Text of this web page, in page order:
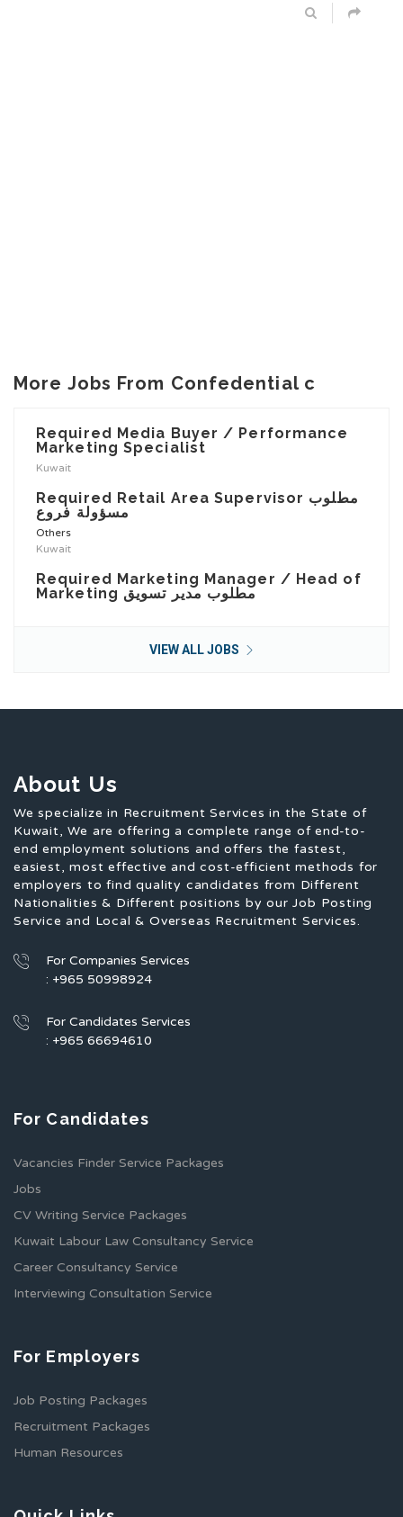
More Jobs From Confedential c
Required Media Buyer / Performance
Marketing Specialist
Kuwait
Required Retail Area Supervisor مطلوب
مسؤولة فروع
Others
Kuwait
Required Marketing Manager / Head of
Marketing مطلوب مدير تسويق
VIEW ALL JOBS
About Us
We specialize in Recruitment Services in the State of
Kuwait, We are offering a complete range of end-to-
end employment solutions and offers the fastest,
easiest, most effective and cost-efficient methods for
employers to find quality candidates from Different
Nationalities & Different positions by our Job Posting
Service and Local & Overseas Recruitment Services.
For Companies Services
: +965 50998924
For Candidates Services
: +965 66694610
For Candidates
Vacancies Finder Service Packages
Jobs
CV Writing Service Packages
Kuwait Labour Law Consultancy Service
Career Consultancy Service
Interviewing Consultation Service
For Employers
Job Posting Packages
Recruitment Packages
Human Resources